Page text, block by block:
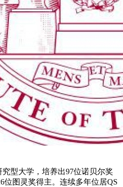
型大学，培养出97位诺贝尔奖
位图灵奖得主。连续多年位居QS